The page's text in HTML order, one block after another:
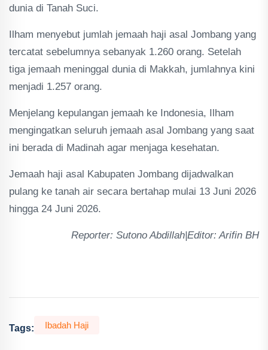
dunia di Tanah Suci.
Ilham menyebut jumlah jemaah haji asal Jombang yang
tercatat sebelumnya sebanyak 1.260 orang. Setelah
tiga jemaah meninggal dunia di Makkah, jumlahnya kini
menjadi 1.257 orang.
Menjelang kepulangan jemaah ke Indonesia, Ilham
mengingatkan seluruh jemaah asal Jombang yang saat
ini berada di Madinah agar menjaga kesehatan.
Jemaah haji asal Kabupaten Jombang dijadwalkan
pulang ke tanah air secara bertahap mulai 13 Juni 2026
hingga 24 Juni 2026.
Reporter: Sutono Abdillah|Editor: Arifin BH
Tags: Ibadah Haji